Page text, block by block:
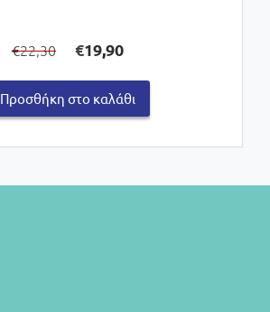
€22,30
price
was:
€22,30.
€19,90τρέχουσα
τιμή
είναι:
€19,90.
Προσθήκη στο καλάθι